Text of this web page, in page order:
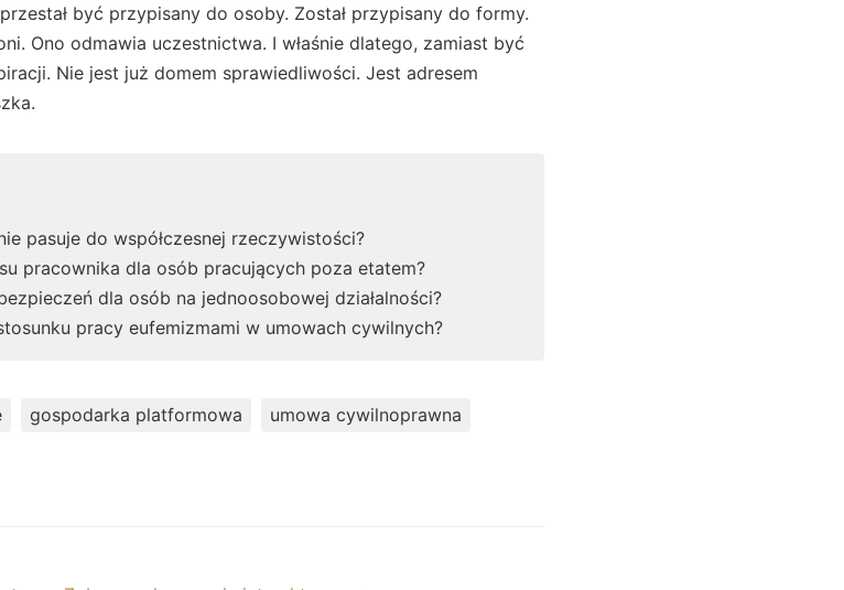
być przypisany do osoby. Został przypisany do formy.
Ono odmawia uczestnictwa. I właśnie dlatego, zamiast być
Nie jest już domem sprawiedliwości. Jest adresem
pasuje do współczesnej rzeczywistości?
pracownika dla osób pracujących poza etatem?
dla osób na jednoosobowej działalności?
pracy eufemizmami w umowach cywilnych?
gospodarka platformowa
umowa cywilnoprawna